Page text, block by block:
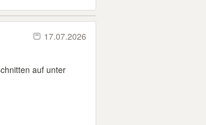
17.07.2026
auf unter